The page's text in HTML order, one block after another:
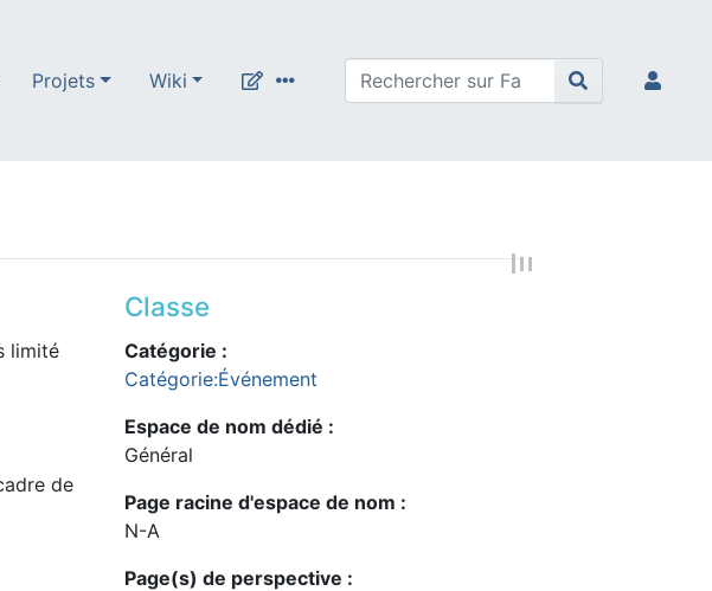
Projets Wiki
Classe
Catégorie :
Catégorie:Événement
Espace de nom dédié :
Général
Page racine d'espace de nom :
N-A
Page(s) de perspective :
limité
de